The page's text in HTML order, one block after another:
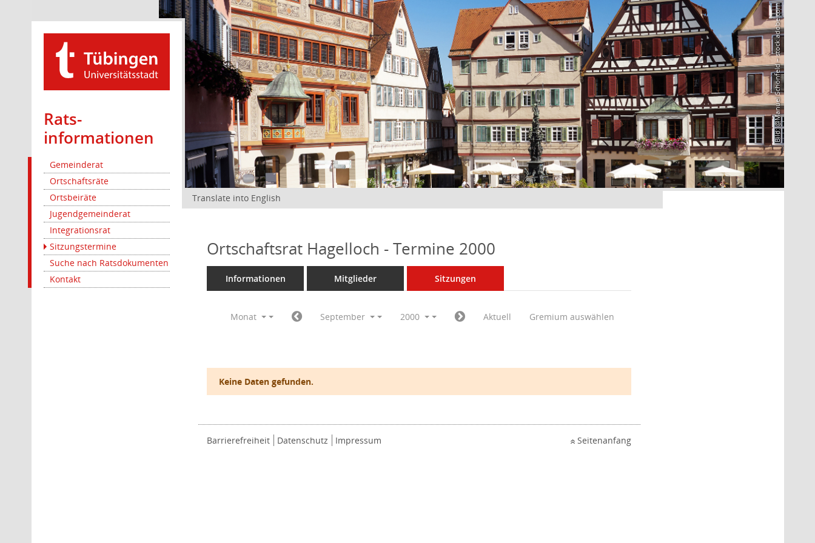
Rats­
informationen
Gemeinderat
Ortschaftsräte
Ortsbeiräte
Jugendgemeinderat
Integrationsrat
Sitzungstermine
Suche nach Ratsdokumenten
Kontakt
Bild: @Manuel Schönfeld – stock.adobe.com
Translate into English
Ortschaftsrat Hagelloch - Termine 2000
Informationen Mitglieder Sitzungen
Monat September 2000 Aktuell Gremium auswählen
Keine Daten gefunden.
Barrierefreiheit Datenschutz Impressum Seitenanfang